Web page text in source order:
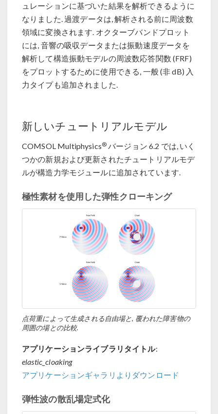
ュレーションに基づいた結果を解析できるように
なりました. 過渡データは, 解析される前に周波数
領域に変換されます. オクターブバンドプロット
には, 音響の吸収データまたは振動速度データを
解析して構造振動モデルの周波数応答関数 (FRF)
をプロットするために使用できる, 一般 (非 dB) 入
力タイプも追加されました.
新しいチュートリアルモデル
COMSOL Multiphysics® バージョン 6.2 では, いく
つかの新規および更新されたチュートリアルモデ
ルが構造力学モジュールに追加されています.
極性素材を使用した弾性クローキング
点荷重によって生成される自由場と, 覆われた障害物の
周囲の場との比較.
アプリケーションライブラリタイトル:
elastic_cloaking
アプリケーションギャラリよりダウンロード
弾性波の散乱場定式化